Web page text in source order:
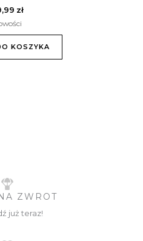
zł
KOSZYKA
ZWROT
już teraz!